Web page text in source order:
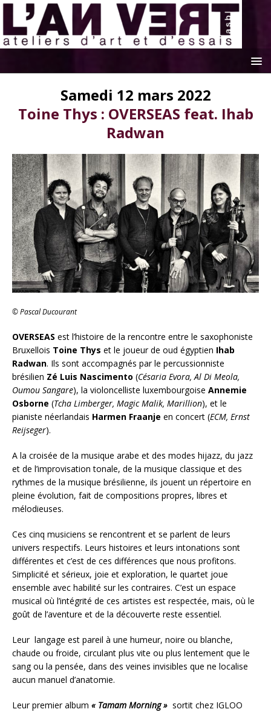
Samedi 12 mars 2022
Toine Thys : OVERSEAS feat. Ihab
Radwan
© Pascal Ducourant
OVERSEAS est l’histoire de la rencontre entre le saxophoniste
Bruxellois Toine Thys et le joueur de oud égyptien Ihab
Radwan. Ils sont accompagnés par le percussionniste
brésilien Zé Luis Nascimento (Césaria Evora, Al Di Meola,
Oumou Sangare), la violoncelliste luxembourgoise Annemie
Osborne (Tcha Limberger, Magic Malik, Marillion), et le
pianiste néerlandais Harmen Fraanje en concert (ECM, Ernst
Reijseger).
A la croisée de la musique arabe et des modes hijazz, du jazz
et de l’improvisation tonale, de la musique classique et des
rythmes de la musique brésilienne, ils jouent un répertoire en
pleine évolution, fait de compositions propres, libres et
mélodieuses.
Ces cinq musiciens se rencontrent et se parlent de leurs
univers respectifs. Leurs histoires et leurs intonations sont
différentes et c’est de ces différences que nous profitons.
Simplicité et sérieux, joie et exploration, le quartet joue
ensemble avec habilité sur les contraires. C’est un espace
musical où l’intégrité de ces artistes est respectée, mais, où le
goût de l’aventure et de la découverte reste essentiel.
Leur langage est pareil à une humeur, noire ou blanche,
chaude ou froide, circulant plus vite ou plus lentement que le
sang ou la pensée, dans des veines invisibles que ne localise
aucun manuel d’anatomie.
Leur premier album « Tamam Morning » sortit chez IGLOO